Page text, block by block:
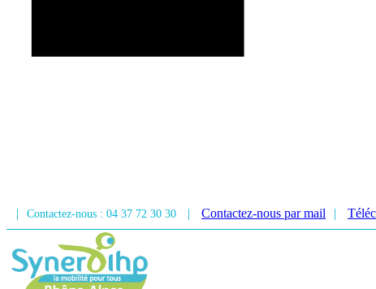
| Contactez-nous : 04 37 72 30 30 | Contactez-nous par mail |